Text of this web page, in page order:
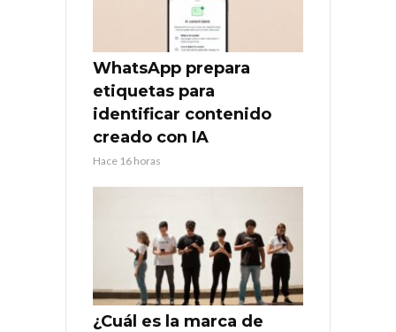
WhatsApp prepara
etiquetas para
identificar contenido
creado con IA
Hace 16 horas
¿Cuál es la marca de